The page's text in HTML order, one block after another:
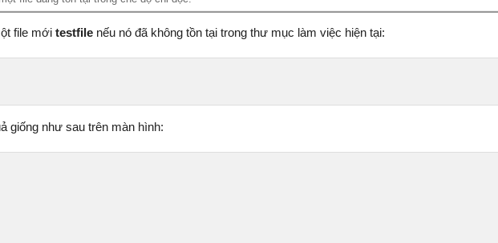
file mới testfile nếu nó đã không tồn tại trong thư mục làm việc hiện tại:
giống như sau trên màn hình: